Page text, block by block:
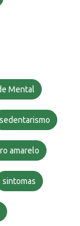
Mental
sedentarismo
amarelo
sintomas